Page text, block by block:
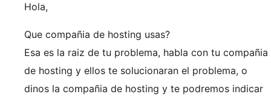
Hola,
Que compañia de hosting usas?
Esa es la raiz de tu problema, habla con tu compañia
de hosting y ellos te solucionaran el problema, o
dinos la compañia de hosting y te podremos indicar